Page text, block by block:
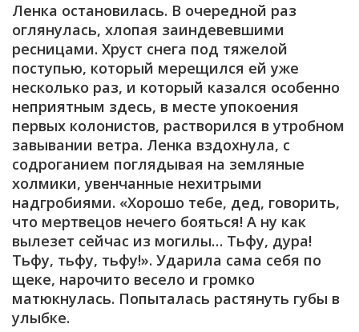
Ленка остановилась. В очередной раз
оглянулась, хлопая заиндевевшими
ресницами. Хруст снега под тяжелой
поступью, который мерещился ей уже
несколько раз, и который казался особенно
неприятным здесь, в месте упокоения
первых колонистов, растворился в утробном
завывании ветра. Ленка вздохнула, с
содроганием поглядывая на земляные
холмики, увенчанные нехитрыми
надгробиями. «Хорошо тебе, дед, говорить,
что мертвецов нечего бояться! А ну как
вылезет сейчас из могилы… Тьфу, дура!
Тьфу, тьфу, тьфу!». Ударила сама себя по
щеке, нарочито весело и громко
матюкнулась. Попыталась растянуть губы в
улыбке.